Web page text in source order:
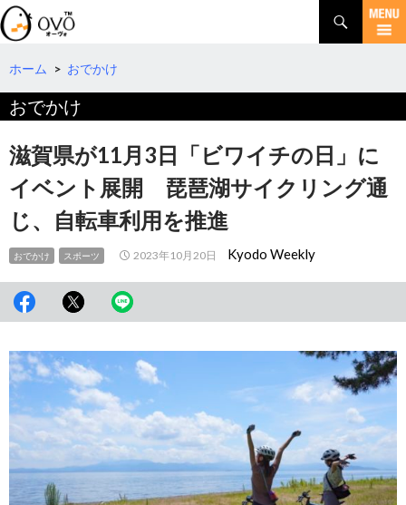
検
索
コ
テ
ツ
へ
移
動
ホーム > おでかけ
おでかけ
滋賀県が11月3日「ビワイチの日」に
イベント展開 琵琶湖サイクリング通
じ、自転車利用を推進
おでかけ スポーツ 2023年10月20日 Kyodo Weekly